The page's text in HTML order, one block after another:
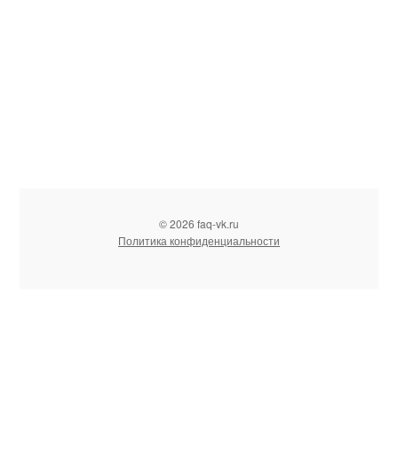
© 2026 faq-vk.ru
Политика конфиденциальности